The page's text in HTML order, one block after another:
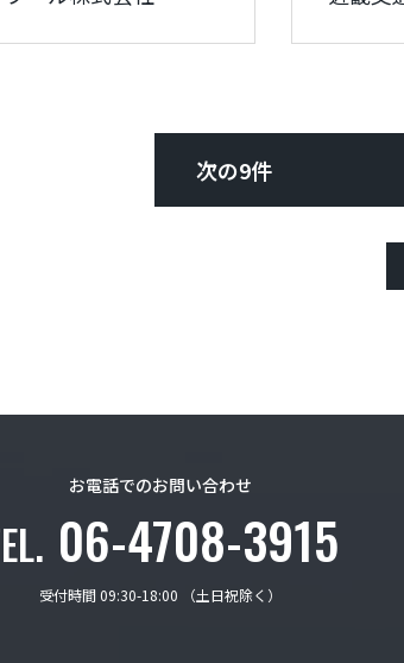
次の9件
お電話でのお問い合わせ
06-4708-3915
受付時間 09:30-18:00 （土日祝除く）